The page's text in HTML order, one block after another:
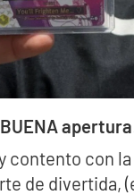
BUENA
contento con
de divertida,